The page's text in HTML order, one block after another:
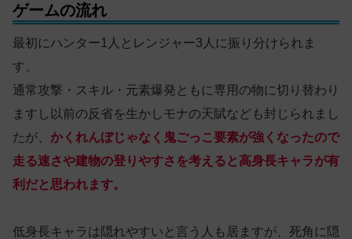
ゲームの流れ
最初にハンター1人とレンジャー3人に振り分けられま
す。
通常攻撃・スキル・元素爆発ともに専用の物に切り替わり
ますし以前の反省を生かしモナの天賦なども封じられまし
たが、 かくれんぼじゃなく鬼ごっこ要素が強くなったので
走る速さや建物の登りやすさを考えると高身長キャラが有
利だと思われます。
低身長キャラは隠れやすいと言う人も居ますが、死角に隠